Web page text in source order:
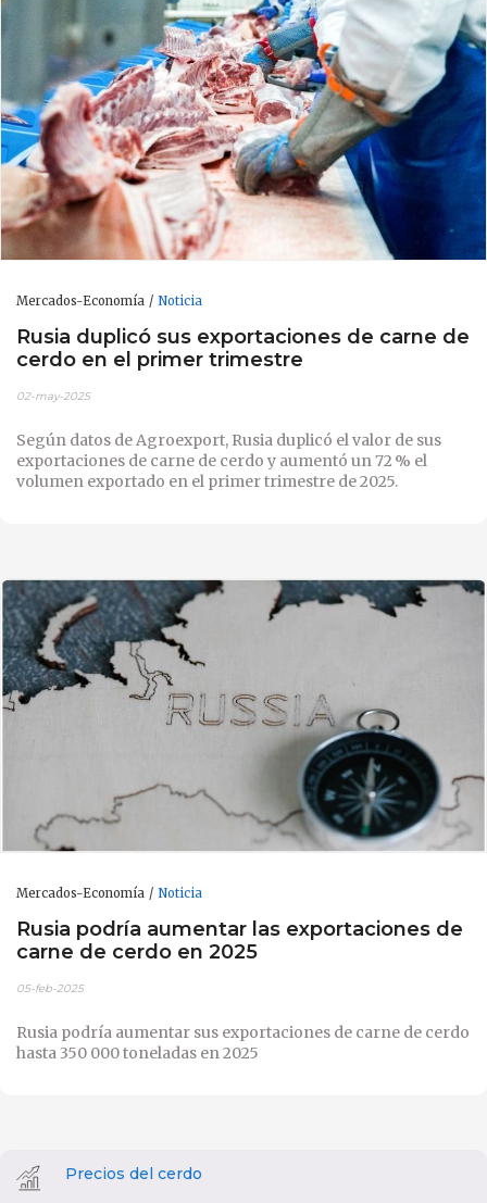
Mercados-Economía Noticia
Rusia duplicó sus exportaciones de carne de
cerdo en el primer trimestre
02-may-2025
Según datos de Agroexport, Rusia duplicó el valor de sus
exportaciones de carne de cerdo y aumentó un 72 % el
volumen exportado en el primer trimestre de 2025.
Mercados-Economía Noticia
Rusia podría aumentar las exportaciones de
carne de cerdo en 2025
05-feb-2025
Rusia podría aumentar sus exportaciones de carne de cerdo
hasta 350 000 toneladas en 2025
Precios del cerdo